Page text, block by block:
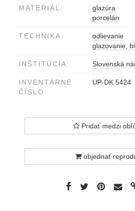
MATERIÁL:
glazúra
porcelán
TECHNIKA:
odlievanie
glazovanie,
INŠTITÚCIA: Slovenská
INVENTÁRNE
ČÍSLO:
UP-DK 5424
Pridať medzi
objednať